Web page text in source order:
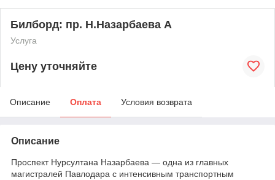
Билборд: пр. Н.Назарбаева А
Услуга
Цену уточняйте
Описание Оплата Условия возврата
Описание
Проспект Нурсултана Назарбаева — одна из главных
магистралей Павлодара с интенсивным транспортным